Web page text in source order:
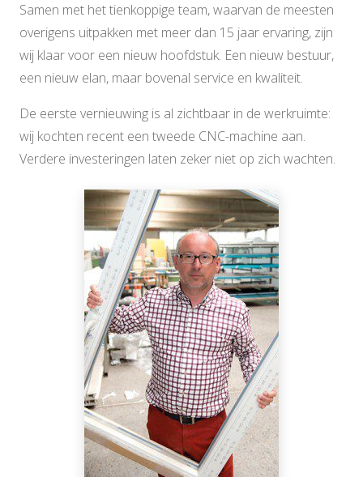
Samen met het tienkoppige team, waarvan de meesten
overigens uitpakken met meer dan 15 jaar ervaring, zijn
wij klaar voor een nieuw hoofdstuk. Een nieuw bestuur,
een nieuw elan, maar bovenal service en kwaliteit.
De eerste vernieuwing is al zichtbaar in de werkruimte:
wij kochten recent een tweede CNC-machine aan.
Verdere investeringen laten zeker niet op zich wachten.